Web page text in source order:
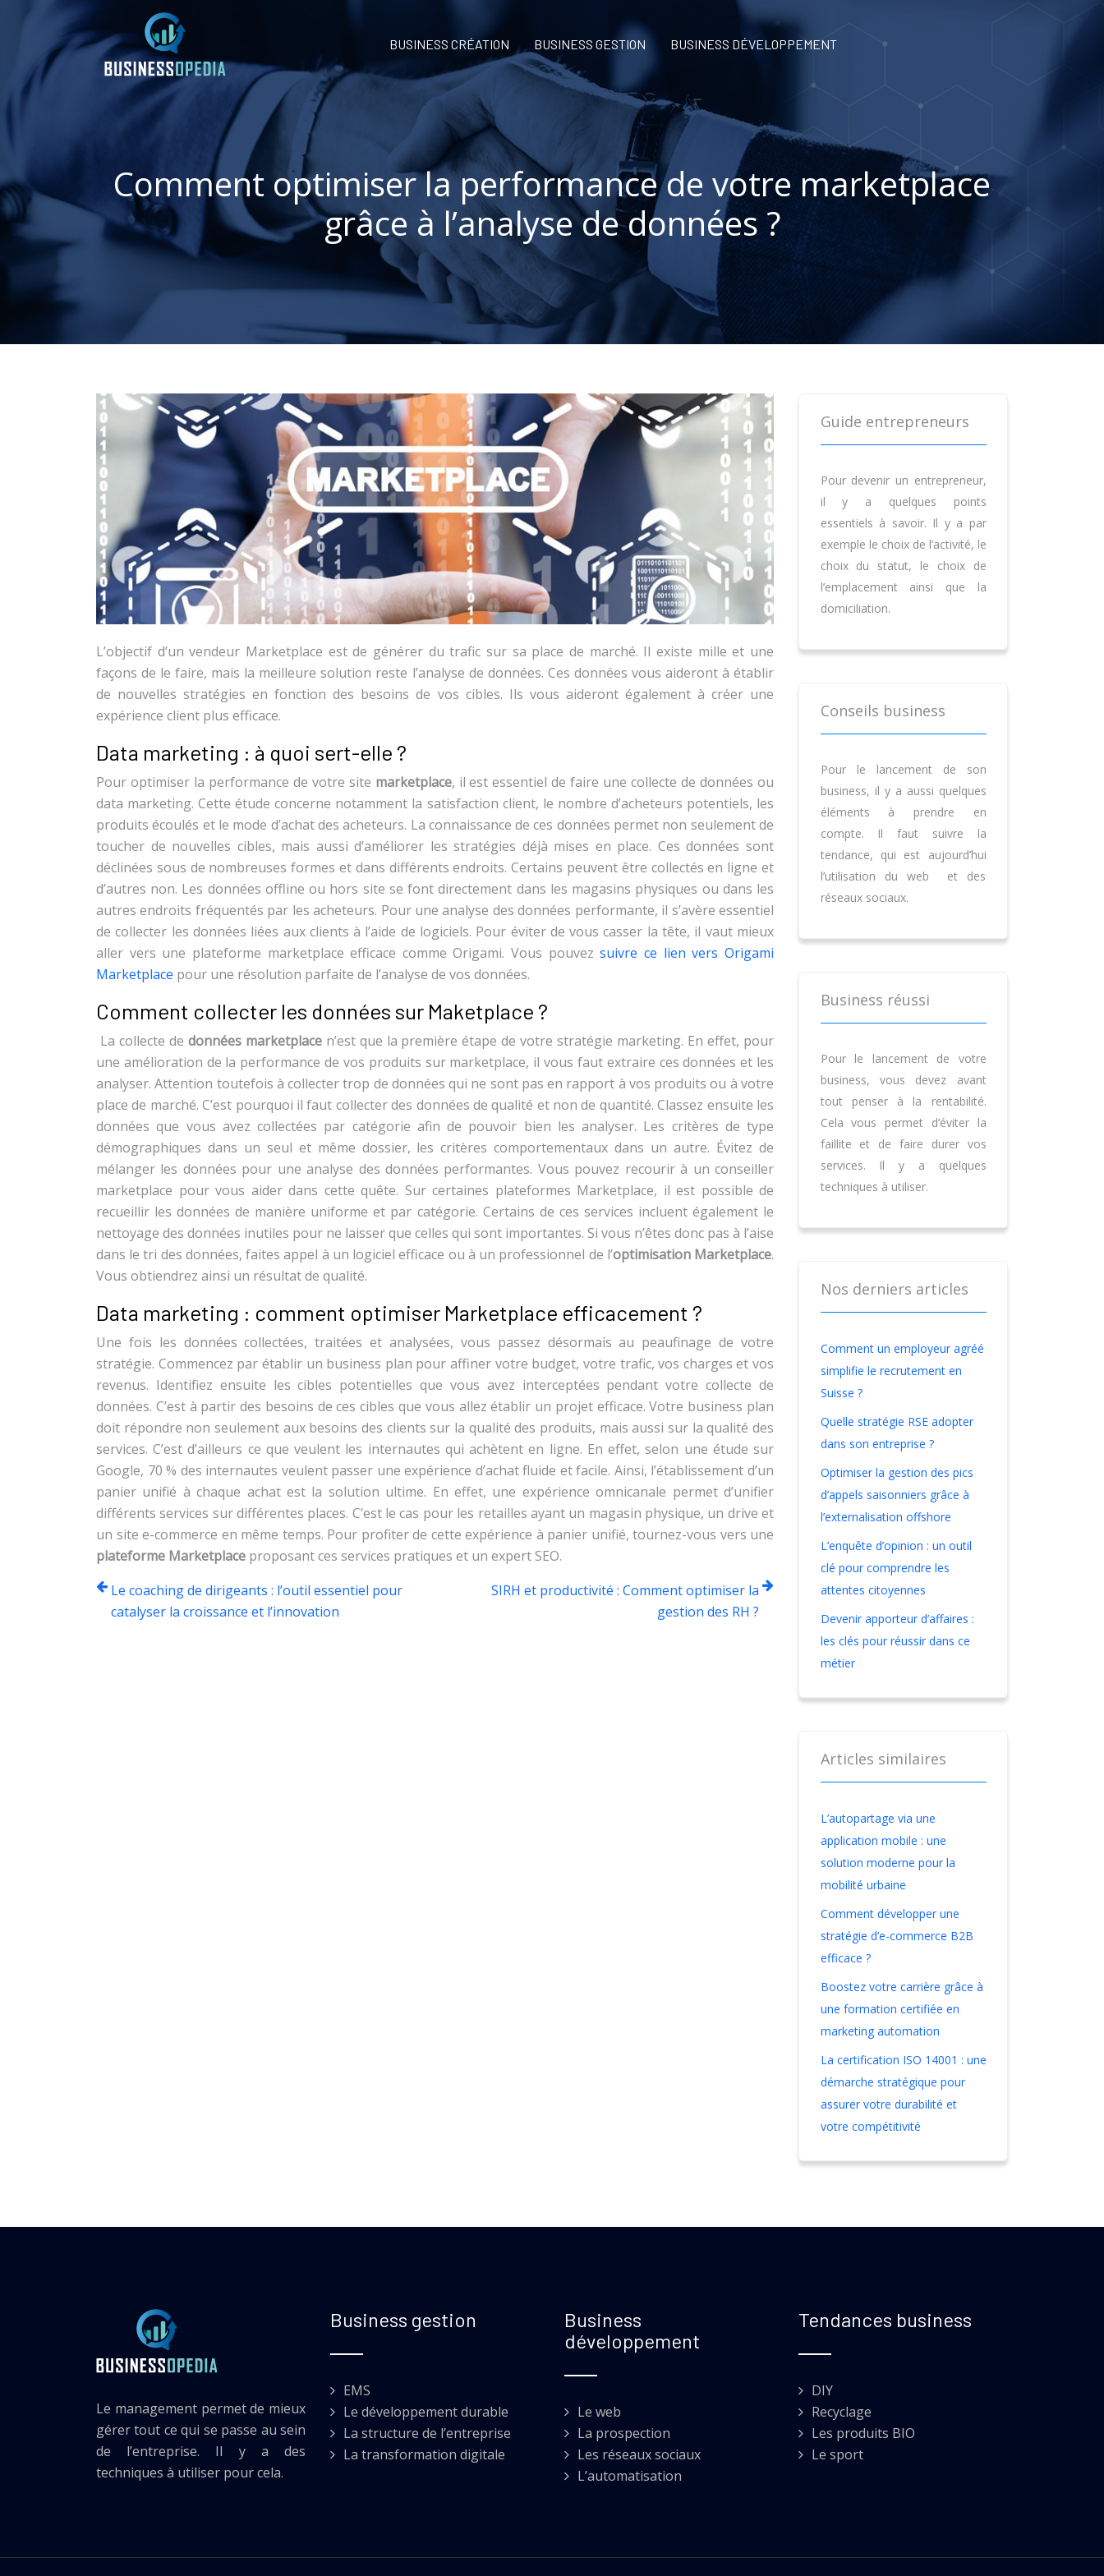
BUSINESS CRÉATION BUSINESS GESTION BUSINESS DÉVELOPPEMENT
Comment optimiser la performance de votre marketplace
grâce à l’analyse de données ?
L’objectif d’un vendeur Marketplace est de générer du trafic sur sa place de marché. Il existe mille et une
façons de le faire, mais la meilleure solution reste l’analyse de données. Ces données vous aideront à établir
de nouvelles stratégies en fonction des besoins de vos cibles. Ils vous aideront également à créer une
expérience client plus efficace.
Data marketing : à quoi sert-elle ?
Pour optimiser la performance de votre site marketplace, il est essentiel de faire une collecte de données ou
data marketing. Cette étude concerne notamment la satisfaction client, le nombre d’acheteurs potentiels, les
produits écoulés et le mode d’achat des acheteurs. La connaissance de ces données permet non seulement de
toucher de nouvelles cibles, mais aussi d’améliorer les stratégies déjà mises en place. Ces données sont
déclinées sous de nombreuses formes et dans différents endroits. Certains peuvent être collectés en ligne et
d’autres non. Les données offline ou hors site se font directement dans les magasins physiques ou dans les
autres endroits fréquentés par les acheteurs. Pour une analyse des données performante, il s’avère essentiel
de collecter les données liées aux clients à l’aide de logiciels. Pour éviter de vous casser la tête, il vaut mieux
aller vers une plateforme marketplace efficace comme Origami. Vous pouvezsuivre ce lien vers Origami
Marketplace pour une résolution parfaite de l’analyse de vos données.
Comment collecter les données sur Maketplace ?
La collecte de données marketplacen’est que la première étape de votre stratégie marketing. En effet, pour
une amélioration de la performance de vos produits sur marketplace, il vous faut extraire ces données et les
analyser. Attention toutefois à collecter trop de données qui ne sont pas en rapport à vos produits ou à votre
place de marché. C’est pourquoi il faut collecter des données de qualité et non de quantité. Classez ensuite les
données que vous avez collectées par catégorie afin de pouvoir bien les analyser. Les critères de type
démographiques dans un seul et même dossier, les critères comportementaux dans un autre. Évitez de
mélanger les données pour une analyse des données performantes. Vous pouvez recourir à un conseiller
marketplace pour vous aider dans cette quête. Sur certaines plateformes Marketplace, il est possible de
recueillir les données de manière uniforme et par catégorie. Certains de ces services incluent également le
nettoyage des données inutiles pour ne laisser que celles qui sont importantes. Si vous n’êtes donc pas à l’aise
dans le tri des données, faites appel à un logiciel efficace ou à un professionnel de l’optimisation Marketplace.
Vous obtiendrez ainsi un résultat de qualité.
Data marketing : comment optimiser Marketplace efficacement ?
Une fois les données collectées, traitées et analysées, vous passez désormais au peaufinage de votre
stratégie. Commencez par établir un business plan pour affiner votre budget, votre trafic, vos charges et vos
revenus. Identifiez ensuite les cibles potentielles que vous avez interceptées pendant votre collecte de
données. C’est à partir des besoins de ces cibles que vous allez établir un projet efficace. Votre business plan
doit répondre non seulement aux besoins des clients sur la qualité des produits, mais aussi sur la qualité des
services. C’est d’ailleurs ce que veulent les internautes qui achètent en ligne. En effet, selon une étude sur
Google, 70 % des internautes veulent passer une expérience d’achat fluide et facile. Ainsi, l’établissement d’un
panier unifié à chaque achat est la solution ultime. En effet, une expérience omnicanale permet d’unifier
différents services sur différentes places. C’est le cas pour les retailles ayant un magasin physique, un drive et
un site e-commerce en même temps. Pour profiter de cette expérience à panier unifié, tournez-vous vers une
plateforme Marketplace proposant ces services pratiques et un expert SEO.
Le coaching de dirigeants : l’outil essentiel pour
catalyser la croissance et l’innovation
SIRH et productivité : Comment optimiser la
gestion des RH ?
Guide entrepreneurs
Pour devenir un entrepreneur,
il y a quelques points
essentiels à savoir. Il y a par
exemple le choix de l’activité, le
choix du statut, le choix de
l’emplacement ainsi que la
domiciliation.
Conseils business
Pour le lancement de son
business, il y a aussi quelques
éléments à prendre en
compte. Il faut suivre la
tendance, qui est aujourd’hui
l’utilisation du web et des
réseaux sociaux.
Business réussi
Pour le lancement de votre
business, vous devez avant
tout penser à la rentabilité.
Cela vous permet d’éviter la
faillite et de faire durer vos
services. Il y a quelques
techniques à utiliser.
Nos derniers articles
Comment un employeur agréé
simplifie le recrutement en
Suisse ?
Quelle stratégie RSE adopter
dans son entreprise ?
Optimiser la gestion des pics
d’appels saisonniers grâce à
l’externalisation offshore
L’enquête d’opinion : un outil
clé pour comprendre les
attentes citoyennes
Devenir apporteur d’affaires :
les clés pour réussir dans ce
métier
Articles similaires
L’autopartage via une
application mobile : une
solution moderne pour la
mobilité urbaine
Comment développer une
stratégie d’e-commerce B2B
efficace ?
Boostez votre carrière grâce à
une formation certifiée en
marketing automation
La certification ISO 14001 : une
démarche stratégique pour
assurer votre durabilité et
votre compétitivité
Le management permet de mieux
gérer tout ce qui se passe au sein
de l’entreprise. Il y a des
techniques à utiliser pour cela.
Business gestion
EMS
Le développement durable
La structure de l’entreprise
La transformation digitale
Business
développement
Le web
La prospection
Les réseaux sociaux
L’automatisation
Tendances business
DIY
Recyclage
Les produits BIO
Le sport